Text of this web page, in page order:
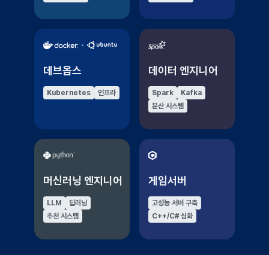
데브옵스
Kubernetes 인프라
데이터 엔지니어
Spark
Kafka
분산 시스템
머신러닝 엔지니어
LLM
딥러닝
추천 시스템
게임서버
고성능 서버 구축
C++/C# 심화